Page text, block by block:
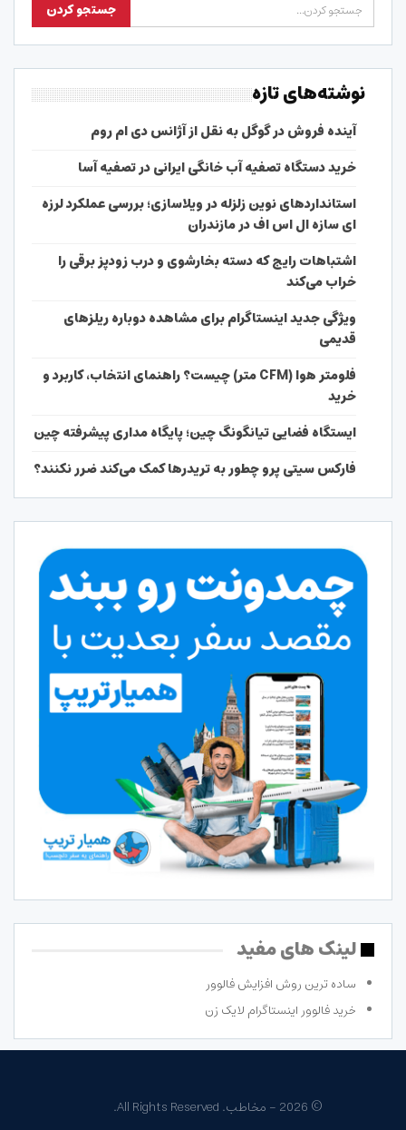
نوشته‌های تازه
آینده فروش در گوگل به نقل از آژانس دی ام روم
خرید دستگاه تصفیه آب خانگی ایرانی در تصفیه آسا
استانداردهای نوین زلزله در ویلاسازی؛ بررسی عملکرد لرزه
ای سازه ال اس اف در مازندران
اشتباهات رایج که دسته بخارشوی و درب زودپز برقی را
خراب می‌کند
ویژگی جدید اینستاگرام برای مشاهده دوباره ریلزهای
قدیمی
فلومتر هوا (CFM متر) چیست؟ راهنمای انتخاب، کاربرد و
خرید
ایستگاه فضایی تیانگونگ چین؛ پایگاه مداری پیشرفته چین
فارکس سیتی پرو چطور به تریدرها کمک می‌کند ضرر نکنند؟
لینک های مفید
ساده ترین روش افزایش فالوور
خرید فالوور اینستاگرام لایک زن
© 2026 - مخاطب. All Rights Reserved.